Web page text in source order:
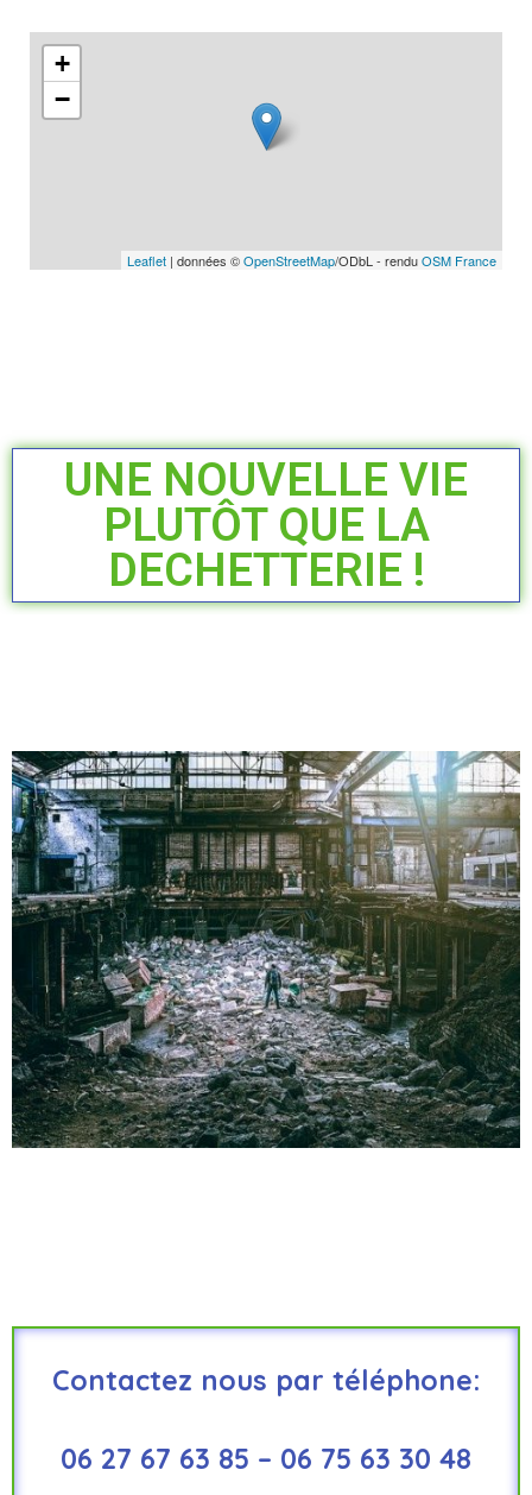
+
−
Leaflet | données ©OpenStreetMap/ODbL - renduOSM France
UNE NOUVELLE VIE
PLUTÔT QUE LA
DECHETTERIE !
Contactez nous par téléphone:
06 27 67 63 85 – 06 75 63 30 48